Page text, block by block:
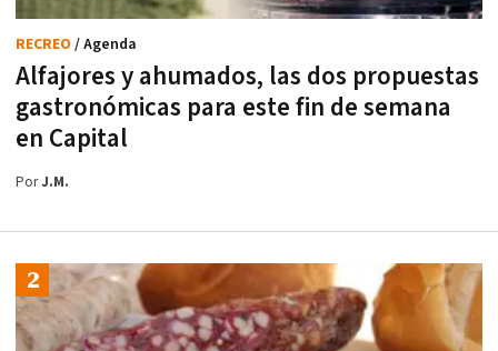
Alfajores y ahumados, las dos propuestas
gastronómicas para este fin de semana
en Capital
RECREO / Agenda
PorJ.M.